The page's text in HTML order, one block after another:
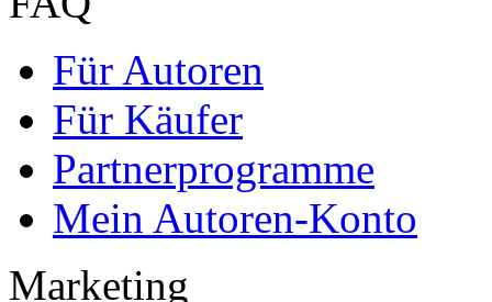
Für Autoren
Für Käufer
Partnerprogramme
Mein Autoren-Konto
Marketing